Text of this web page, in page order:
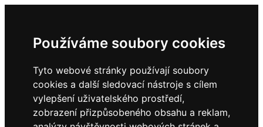
Používáme soubory cookies
Tyto webové stránky používají soubory
cookies a další sledovací nástroje s cílem
vylepšení uživatelského prostředí,
zobrazení přizpůsobeného obsahu a reklam,